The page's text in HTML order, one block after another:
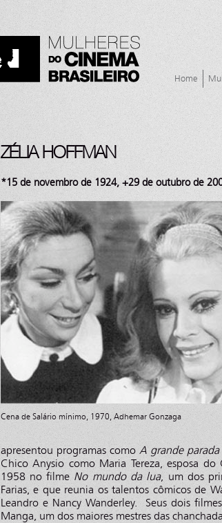
Home
ZÉLIA HOFFMAN
*15 de novembro de 1924, +29 de outubro de
Cena de Salário mínimo, 1970, Adhemar Gonzaga
apresentou programas como A grande parada
Chico Anysio como Maria Tereza, esposa
1958 no filme No mundo da lua, um dos
Farias, e que reunia os talentos cômicos de
Leandro e Nancy Wanderley. Seus dois
Manga, um dos maiores mestres das